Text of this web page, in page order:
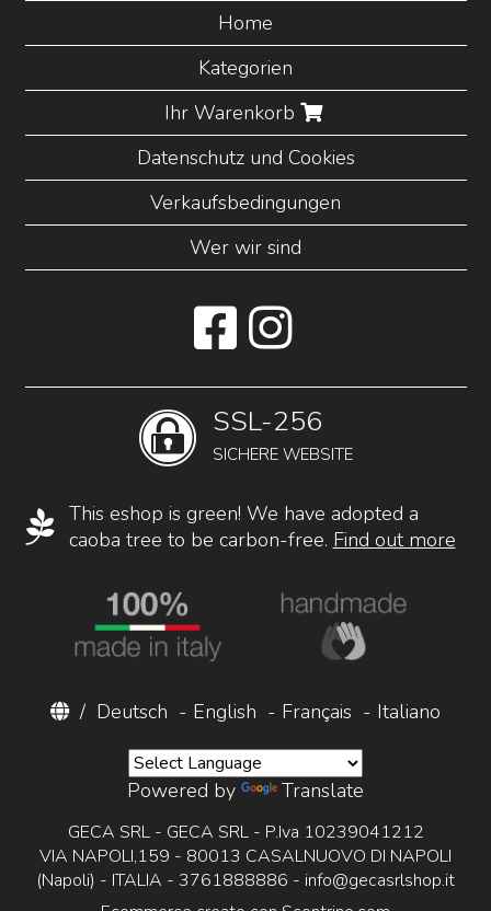
Home
Kategorien
Ihr Warenkorb
Datenschutz und Cookies
Verkaufsbedingungen
Wer wir sind
SSL-256
SICHERE WEBSITE
This eshop is green! We have adopted a
caoba tree to be carbon-free. Find out more
/ Deutsch - English - Français - Italiano
Powered by Translate
GECA SRL - GECA SRL - P.Iva 10239041212
VIA NAPOLI,159 - 80013 CASALNUOVO DI NAPOLI
(Napoli) - ITALIA - 3761888886 - info@gecasrlshop.it